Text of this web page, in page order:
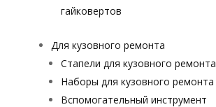
гайковертов
Для кузовного ремонта
Стапели для кузовного ремонта
Наборы для кузовного ремонта
Вспомогательный инструмент